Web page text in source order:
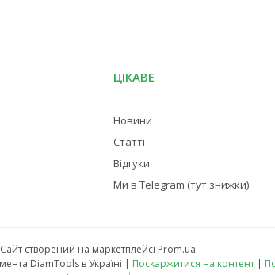
ЦІКАВЕ
Новини
Статті
Відгуки
Ми в Telegram (тут знижки)
Сайт створений на маркетплейсі Prom.ua
Магазин професійного алмазного інструмента DiamTools в Україні | Поскаржитися на контент |